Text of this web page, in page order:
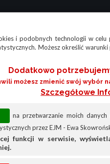
i podobnych technologii w celu
Możesz określić
Dodatkowo
możesz zmienić swój wybór
Szczegółowe
na przetwarzanie moich
przez EJM - Ewa
funkcji w serwisie,